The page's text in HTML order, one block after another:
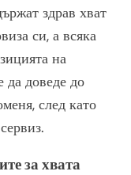
здрав хват
си, а всяка
на
да доведе до
след като
за хвата